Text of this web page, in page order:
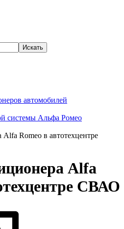
Искать
автомобилей
системы Альфа Ромео
Romeo в автотехцентре
Alfa
СВАО